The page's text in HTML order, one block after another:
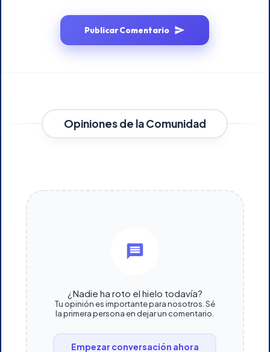
Publicar Comentario
Opiniones de la Comunidad
¿Nadie ha roto el hielo todavía?
Tu opinión es importante para nosotros. Sé
la primera persona en dejar un comentario.
Empezar conversación ahora